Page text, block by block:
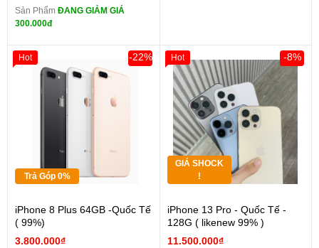
Sản Phẩm ĐANG GIẢM GIÁ
300.000đ
Trả Góp 0%
iPhone 8 Plus 64GB -Quốc Tế
( 99%)
3.800.000₫
-22%
Hot
GIÁ SHOCK
!
iPhone 13 Pro - Quốc Tế -
128G ( likenew 99% )
11.500.000₫
-8%
Hot